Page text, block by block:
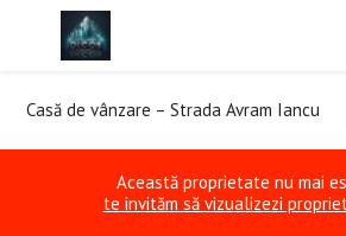
Casă de vânzare – Strada Avram Iancu
Această proprietate nu mai
te invităm să vizualizezi